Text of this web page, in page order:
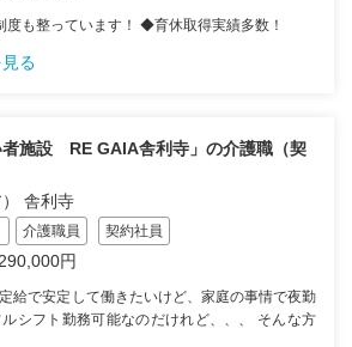
も整っています！ ◆育休取得実績多数！
る
者施設 RE GAIA舎利寺」の介護職（契
舎利寺
介護職員 契約社員
円
給で安定して働きたいけど、家庭の事情で夜勤
シフト勤務可能なのだけれど、、、 そんな方